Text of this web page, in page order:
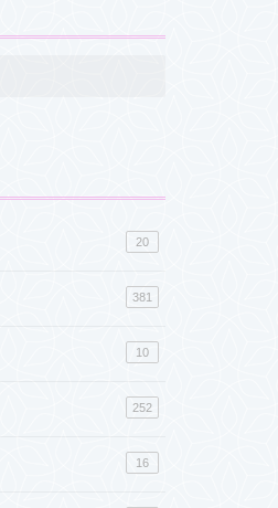
20
381
10
252
16